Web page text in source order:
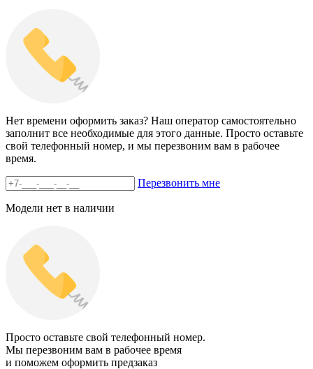
Нет времени оформить заказ? Наш оператор самостоятельно
заполнит все необходимые для этого данные. Просто оставьте
свой телефонный номер, и мы перезвоним вам в рабочее
время.
Перезвонить мне
Модели нет в наличии
Просто оставьте свой телефонный номер.
Мы перезвоним вам в рабочее время
и поможем оформить предзаказ